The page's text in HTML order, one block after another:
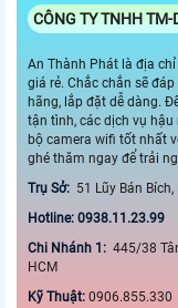
CÔNG TY TNHH
An Thành Phát là địa
giá rẻ. Chắc chắn sẽ
hãng, lắp đặt dễ dàng.
tận tình, các dịch vụ
bộ camera wifi tốt nhất
ghé thăm ngay để trải
Trụ Sở: 51 Lũy Bán
Hotline: 0938.11.23.99
Chi Nhánh 1: 445/38
HCM
Kỹ Thuật: 0906.855.330